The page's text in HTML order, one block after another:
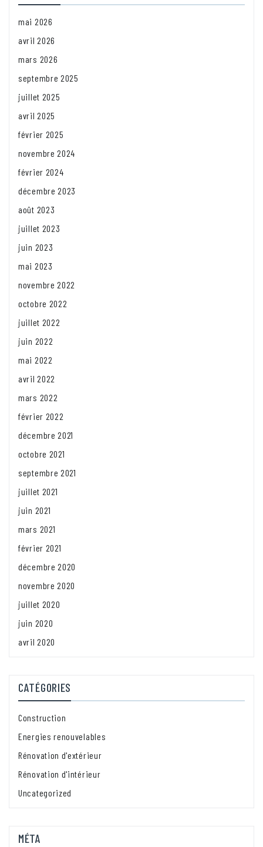
mai 2026
avril 2026
mars 2026
septembre 2025
juillet 2025
avril 2025
février 2025
novembre 2024
février 2024
décembre 2023
août 2023
juillet 2023
juin 2023
mai 2023
novembre 2022
octobre 2022
juillet 2022
juin 2022
mai 2022
avril 2022
mars 2022
février 2022
décembre 2021
octobre 2021
septembre 2021
juillet 2021
juin 2021
mars 2021
février 2021
décembre 2020
novembre 2020
juillet 2020
juin 2020
avril 2020
CATÉGORIES
Construction
Energies renouvelables
Rénovation d'extérieur
Rénovation d'intérieur
Uncategorized
MÉTA